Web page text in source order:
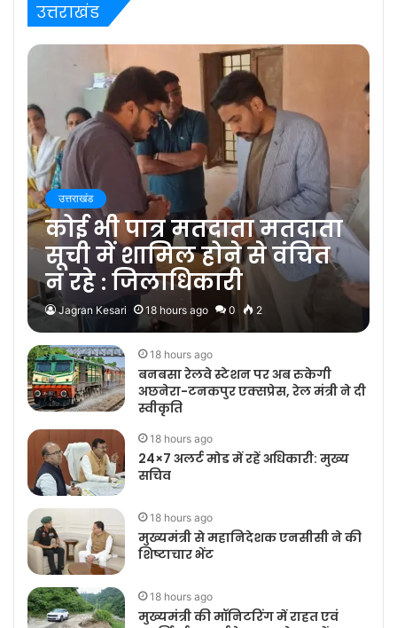
उत्तराखंड
उत्तराखंड
कोई भी पात्र मतदाता मतदाता
सूची में शामिल होने से वंचित
न रहे : जिलाधिकारी
Jagran Kesari 18 hours ago 0 2
18 hours ago
बनबसा रेलवे स्टेशन पर अब रुकेगी
अछनेरा-टनकपुर एक्सप्रेस, रेल मंत्री ने दी
स्वीकृति
18 hours ago
24×7 अलर्ट मोड में रहें अधिकारी: मुख्य
सचिव
18 hours ago
मुख्यमंत्री से महानिदेशक एनसीसी ने की
शिष्टाचार भेंट
18 hours ago
मुख्यमंत्री की मॉनिटरिंग में राहत एवं